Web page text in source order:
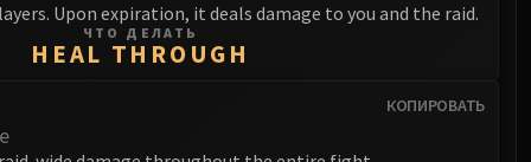
Upon expiration, it deals damage to you and the raid.
ЧТО ДЕЛАТЬ
HEAL THROUGH
КОПИРОВАТЬ